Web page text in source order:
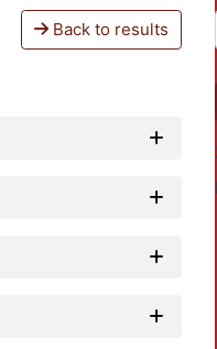
Back to results